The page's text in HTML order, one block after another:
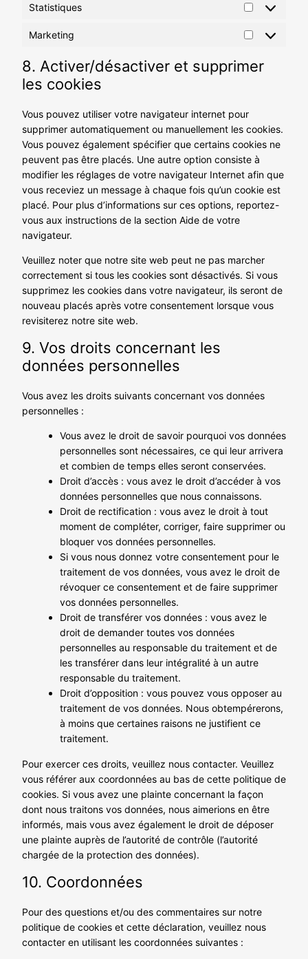
Statistiques
Statistiques
Marketing
Marketing
8. Activer/désactiver et supprimer
les cookies
Vous pouvez utiliser votre navigateur internet pour
supprimer automatiquement ou manuellement les cookies.
Vous pouvez également spécifier que certains cookies ne
peuvent pas être placés. Une autre option consiste à
modifier les réglages de votre navigateur Internet afin que
vous receviez un message à chaque fois qu’un cookie est
placé. Pour plus d’informations sur ces options, reportez-
vous aux instructions de la section Aide de votre
navigateur.
Veuillez noter que notre site web peut ne pas marcher
correctement si tous les cookies sont désactivés. Si vous
supprimez les cookies dans votre navigateur, ils seront de
nouveau placés après votre consentement lorsque vous
revisiterez notre site web.
9. Vos droits concernant les
données personnelles
Vous avez les droits suivants concernant vos données
personnelles :
Vous avez le droit de savoir pourquoi vos données
personnelles sont nécessaires, ce qui leur arrivera
et combien de temps elles seront conservées.
Droit d’accès : vous avez le droit d’accéder à vos
données personnelles que nous connaissons.
Droit de rectification : vous avez le droit à tout
moment de compléter, corriger, faire supprimer ou
bloquer vos données personnelles.
Si vous nous donnez votre consentement pour le
traitement de vos données, vous avez le droit de
révoquer ce consentement et de faire supprimer
vos données personnelles.
Droit de transférer vos données : vous avez le
droit de demander toutes vos données
personnelles au responsable du traitement et de
les transférer dans leur intégralité à un autre
responsable du traitement.
Droit d’opposition : vous pouvez vous opposer au
traitement de vos données. Nous obtempérerons,
à moins que certaines raisons ne justifient ce
traitement.
Pour exercer ces droits, veuillez nous contacter. Veuillez
vous référer aux coordonnées au bas de cette politique de
cookies. Si vous avez une plainte concernant la façon
dont nous traitons vos données, nous aimerions en être
informés, mais vous avez également le droit de déposer
une plainte auprès de l’autorité de contrôle (l’autorité
chargée de la protection des données).
10. Coordonnées
Pour des questions et/ou des commentaires sur notre
politique de cookies et cette déclaration, veuillez nous
contacter en utilisant les coordonnées suivantes :